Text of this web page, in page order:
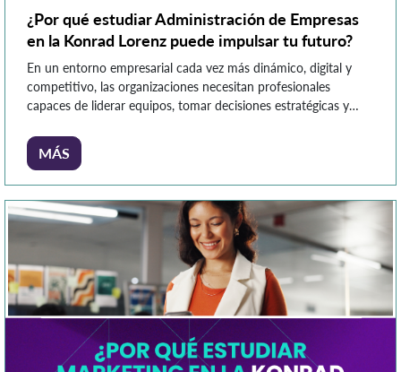
¿Por qué estudiar Administración de Empresas
en la Konrad Lorenz puede impulsar tu futuro?
En un entorno empresarial cada vez más dinámico, digital y
competitivo, las organizaciones necesitan profesionales
capaces de liderar equipos, tomar decisiones estratégicas y
y analítica. Por esta razón, la Administración de Empresas
continúa siendo una de las carreras con mayor proyección
MÁS